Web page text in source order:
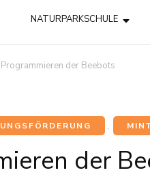
NATURPARKSCHULE
Programmieren der Beebots
, MINT
der